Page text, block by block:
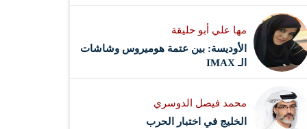
مها علي أبو حليقة
الأوديسة: بين عتمة هوميروس وشاشات
الـ IMAX
محمد فيصل الدوسري ​
‏الخليج في اختبار الحرب